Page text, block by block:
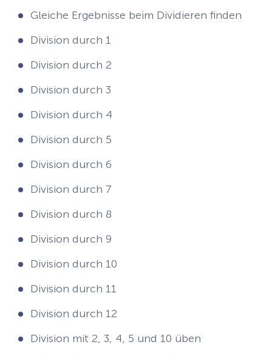
Gleiche Ergebnisse beim Dividieren finden
Division durch 1
Division durch 2
Division durch 3
Division durch 4
Division durch 5
Division durch 6
Division durch 7
Division durch 8
Division durch 9
Division durch 10
Division durch 11
Division durch 12
Division mit 2, 3, 4, 5 und 10 üben